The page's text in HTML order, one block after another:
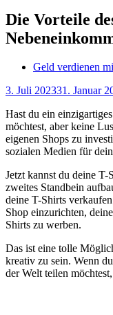
Die Vorteile
Geld verdienen
3. Juli 202331. Januar
Hast du ein
möchtest, aber keine
eigenen Shops zu
sozialen Medien für
Jetzt kannst du deine T-
zweites Standbein
deine T-Shirts
Shop einzurichten,
Shirts zu werben.
Das ist eine tolle
kreativ zu sein. Wenn
der Welt teilen